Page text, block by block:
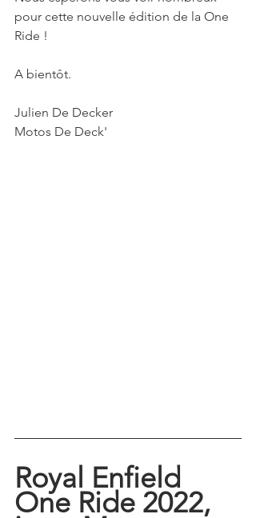
pour cette nouvelle édition de la One
Ride !
A bientôt.
Julien De Decker
Motos De Deck'
Royal Enfield
One Ride 2022,